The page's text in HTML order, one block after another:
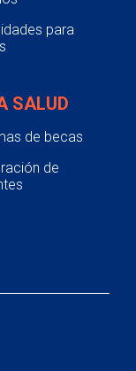
para
SALUD
de becas
de